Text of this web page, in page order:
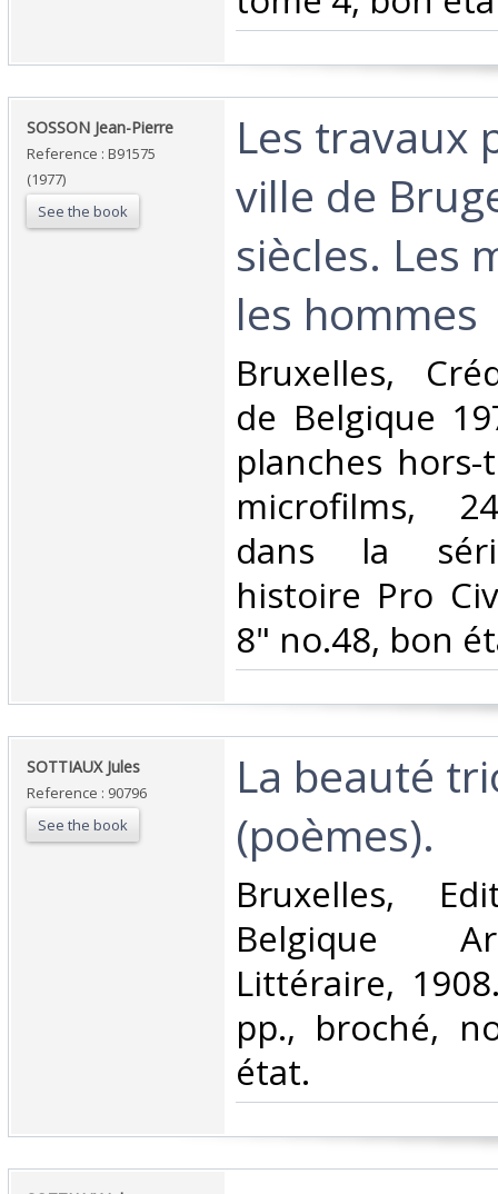
‎SOSSON Jean-Pierre‎
Reference : B91575
(1977)
See the book
‎Les travaux
ville de
siècles. Les
les hommes‎
‎Bruxelles,
de Belgique
planches
microfilms,
dans la
histoire Pro
8" no.48, bon
‎SOTTIAUX Jules‎
Reference : 90796
See the book
‎La beauté
(poèmes).‎
‎Bruxelles,
Belgique
Littéraire,
pp., broché,
état.‎